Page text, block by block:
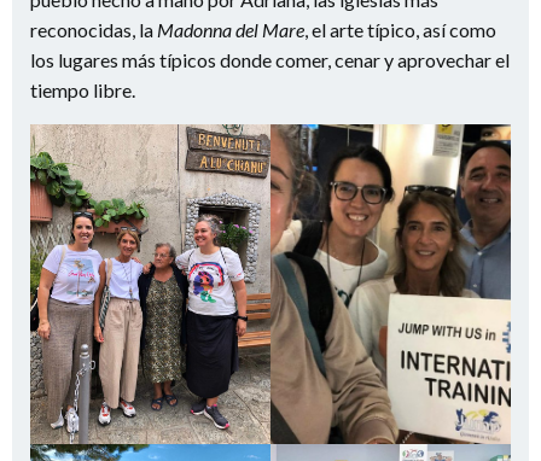
reconocidas, la Madonna del Mare , el arte típico, así como
los lugares más típicos donde comer, cenar y aprovechar el
tiempo libre.